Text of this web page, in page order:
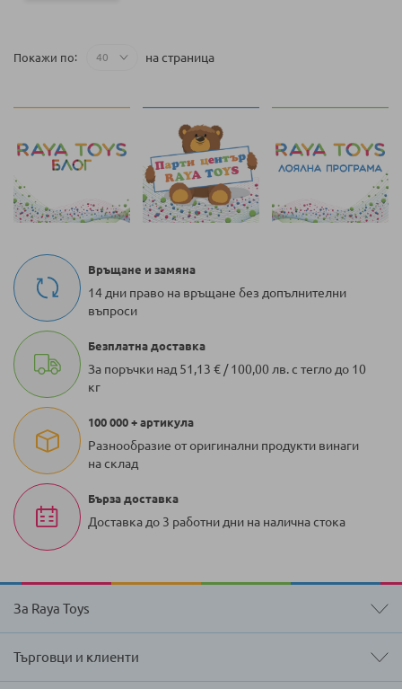
Покажи по на страница
Връщане и замяна
14 дни право на връщане без допълнителни
въпроси
Безплатна доставка
За поръчки над 51,13 € / 100,00 лв. с тегло до 10
кг
100 000 + артикула
Разнообразие от оригинални продукти винаги
на склад
Бърза доставка
Доставка до 3 работни дни на налична стока
За Raya Toys
Търговци и клиенти